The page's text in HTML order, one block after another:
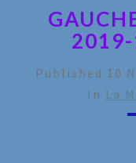
Published 10
In La